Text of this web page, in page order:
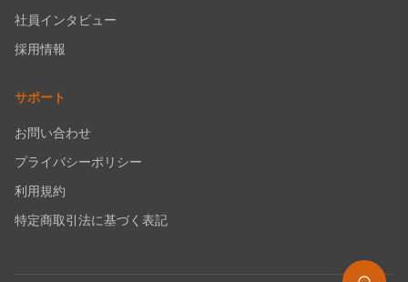
社員インタビュー
採用情報
サポート
お問い合わせ
プライバシーポリシー
利用規約
特定商取引法に基づく表記